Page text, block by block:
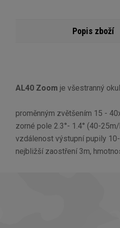
Popis zboží
AL40 Zoom je všestranný
proměnným zvětšením 15 -
zorné pole 2.3°- 1.4° (40-
vzdálenost výstupní pupily
nejbližší zaostření 3m,